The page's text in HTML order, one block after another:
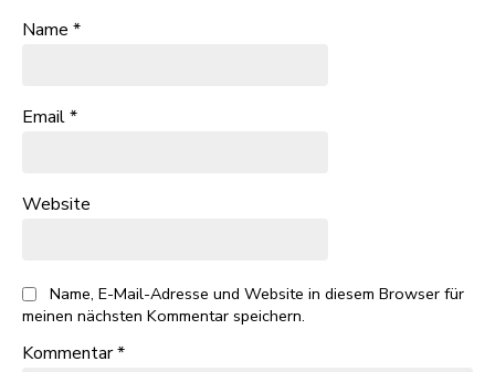
Name *
Email*
Website
Name, E-Mail-Adresse und Website in diesem Browser für
meinen nächsten Kommentar speichern.
Kommentar*